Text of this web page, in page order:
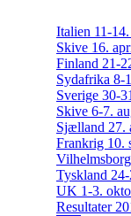
Italien 11-
Skive 16.
Finland 21-
Sydafrika 8-
Sverige 30-
Skive 6-7.
Sjælland 27.
Frankrig 10.
Tyskland
UK 1-3.
Resultater